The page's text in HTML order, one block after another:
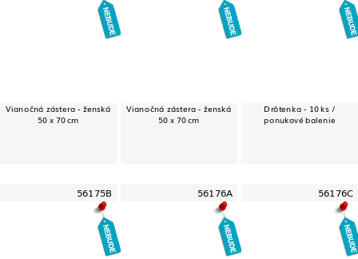
Vianočná zástera - ženská
50 x 70 cm
Vianočná zástera - ženská
50 x 70 cm
Drôtenka - 10 ks /
ponukové balenie
56175B 56176A 56176C